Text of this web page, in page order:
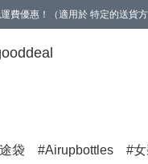
費優惠！（適用於 特定的送貨
袋 Airupbottles